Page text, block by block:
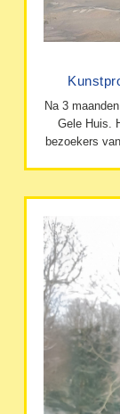
Na 3
Gele Huis.
bezoekers